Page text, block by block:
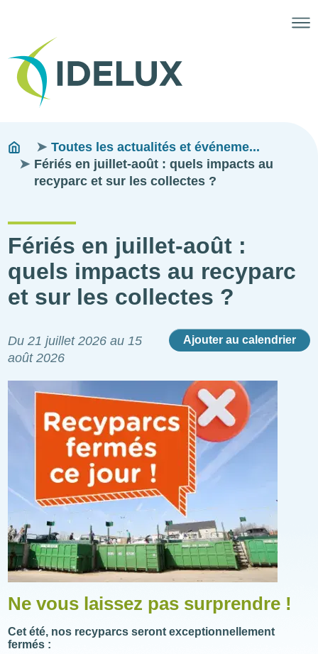
Fils
d'ariane
You
are
here:
Toutes les actualités et événeme...
Fériés en juillet-août : quels impacts au
recyparc et sur les collectes ?
Fériés en juillet-août :
quels impacts au recyparc
et sur les collectes ?
Ajouter au calendrier
Du21 juillet 2026 au 15
août 2026
Illustration
Ne vous laissez pas surprendre !
Cet été, nos recyparcs seront exceptionnellement
fermés :